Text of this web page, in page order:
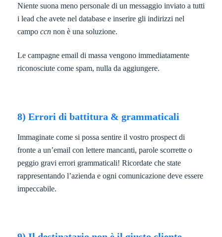
Niente suona meno personale di un messaggio inviato a tutti
i lead che avete nel database e inserire gli indirizzi nel
campo ccn non è una soluzione.
Le campagne email di massa vengono immediatamente
riconosciute come spam, nulla da aggiungere.
8) Errori di battitura & grammaticali
Immaginate come si possa sentire il vostro prospect di
fronte a un’email con lettere mancanti, parole scorrette o
peggio gravi errori grammaticali! Ricordate che state
rappresentando l’azienda e ogni comunicazione deve essere
impeccabile.